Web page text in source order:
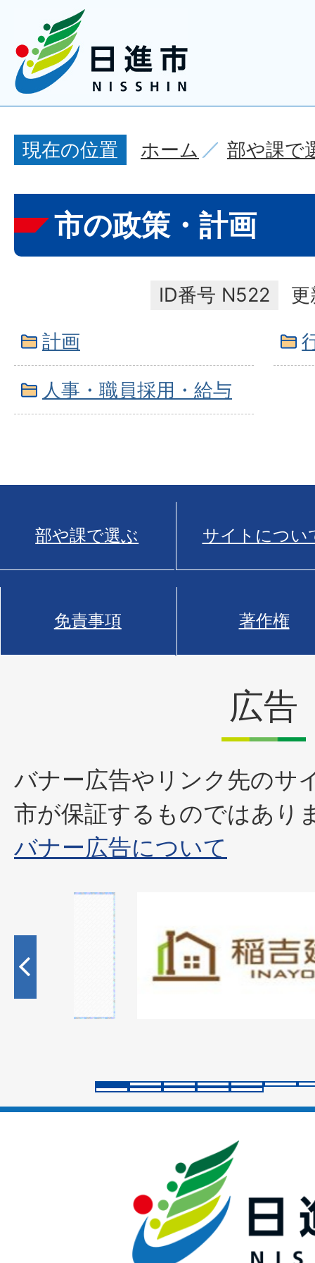
現在の位置 ホーム 部や課で
市の政策・計画
ID番号 N522
計画
人事・職員採用・給与
部や課で選ぶ サイトについ
免責事項 著作権
広告
バナー広告やリンク先のサ
市が保証するものではあり
バナー広告について
枚
目
ラ
イ